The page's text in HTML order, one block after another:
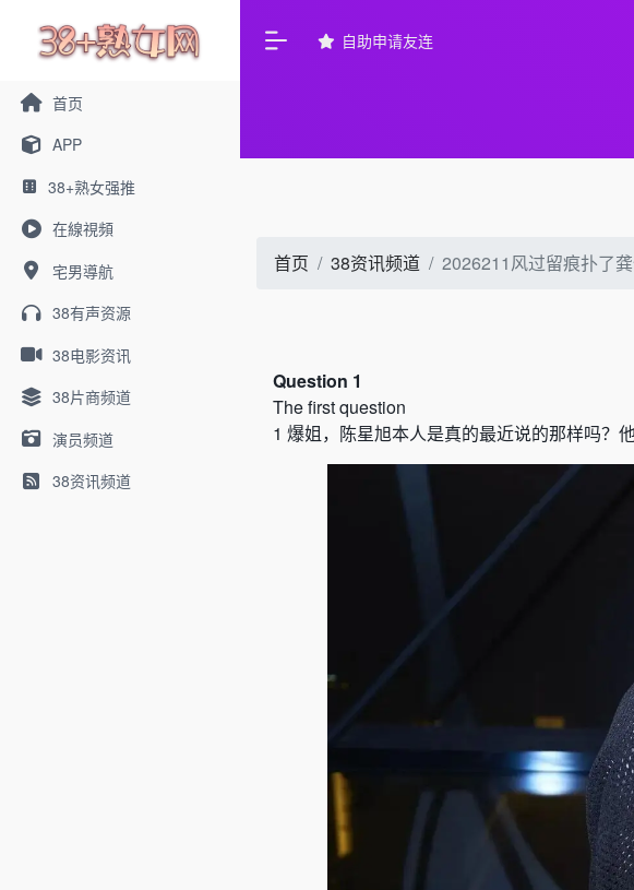
首页
APP
38+熟女强推
在線視頻
宅男導航
38有声资源
38电影资讯
38片商频道
演员频道
38资讯频道
自助申请友连
首页 38资讯频道 2026211风过留痕扑了
Question 1
The first question
1 爆姐，陈星旭本人是真的最近说的那样吗？